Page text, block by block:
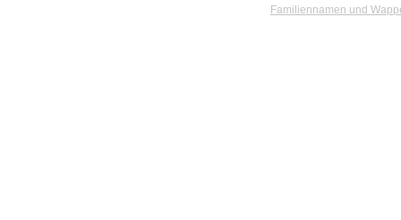
Familiennamen und